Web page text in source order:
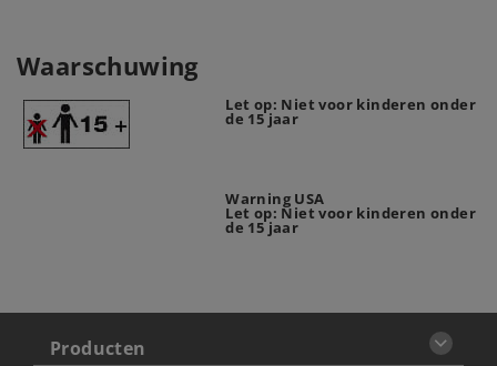
Waarschuwing
Let op: Niet voor kinderen onder
de 15 jaar
Warning USA
Let op: Niet voor kinderen onder
de 15 jaar
Producten